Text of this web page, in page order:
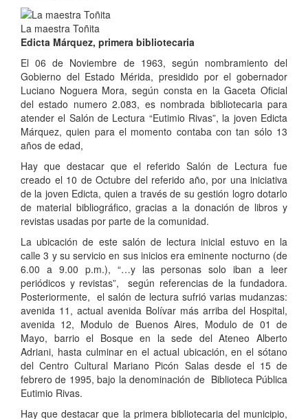
La maestra Toñita
Edicta Márquez, primera bibliotecaria
El 06 de Noviembre de 1963, según nombramiento del
Gobierno del Estado Mérida, presidido por el gobernador
Luciano Noguera Mora, según consta en la Gaceta Oficial
del estado numero 2.083, es nombrada bibliotecaria para
atender el Salón de Lectura “Eutimio Rivas”, la joven Edicta
Márquez, quien para el momento contaba con tan sólo 13
años de edad,
Hay que destacar que el referido Salón de Lectura fue
creado el 10 de Octubre del referido año, por una iniciativa
de la joven Edicta, quien a través de su gestión logro dotarlo
de material bibliográfico, gracias a la donación de libros y
revistas usadas por parte de la comunidad.
La ubicación de este salón de lectura inicial estuvo en la
calle 3 y su servicio en sus inicios era eminente nocturno (de
6.00 a 9.00 p.m.), “…y las personas solo iban a leer
periódicos y revistas”, según referencias de la fundadora.
Posteriormente, el salón de lectura sufrió varias mudanzas:
avenida 11, actual avenida Bolívar más arriba del Hospital,
avenida 12, Modulo de Buenos Aires, Modulo de 01 de
Mayo, barrio el Bosque en la sede del Ateneo Alberto
Adriani, hasta culminar en el actual ubicación, en el sótano
del Centro Cultural Mariano Picón Salas desde el 15 de
febrero de 1995, bajo la denominación de Biblioteca Pública
Eutimio Rivas.
Hay que destacar que la primera bibliotecaria del municipio,